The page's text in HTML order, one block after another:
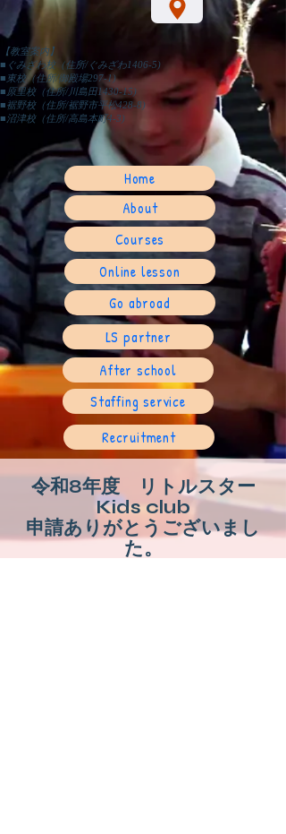
【教室案内】
■ぐみざわ校（住所/ぐみざわ1406-5)
■東校（住所/御殿場297-1)
■原里校（住所/川島田1430-15)
■裾野校（住所/裾野市平松428-8)
​■沼津校（住所/高島本町4-3)
Home
About
Courses
Online lesson
Go abroad
LS partner
After school
Staffing service
Recruitment
令和8年度 リトルスター
Kids club
申請ありがとうございまし
た。